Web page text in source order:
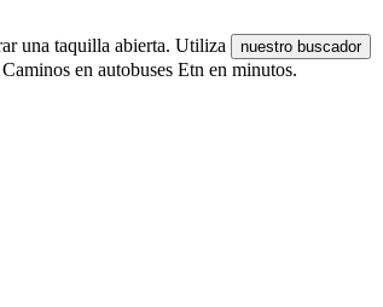
una taquilla abierta. Utiliza nuestro buscador
en autobuses Etn en minutos.